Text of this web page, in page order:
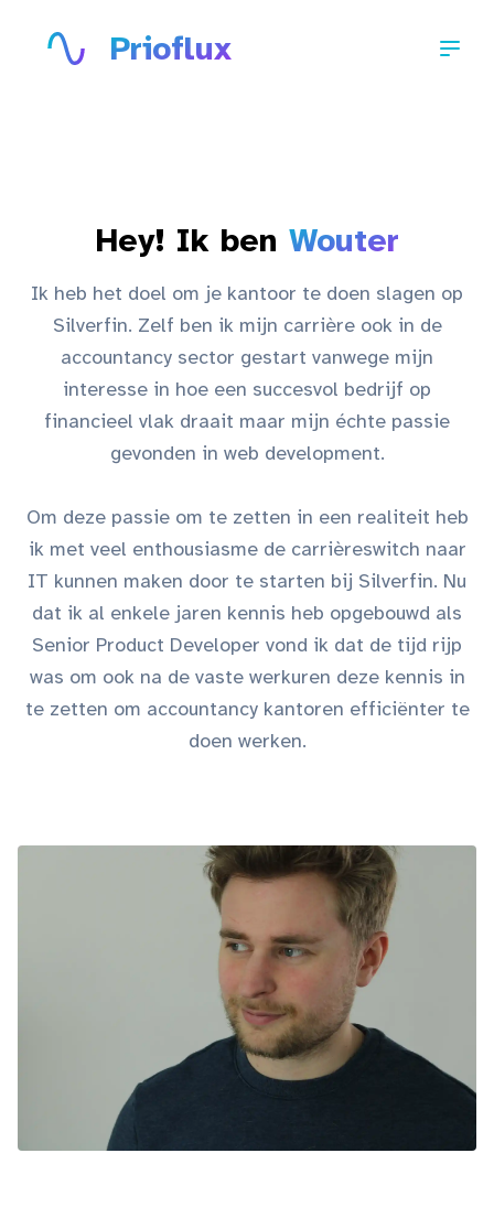
Prioflux Open
Hey! Ik ben Wouter
Ik heb het doel om je kantoor te doen slagen op
Silverfin. Zelf ben ik mijn carrière ook in de
accountancy sector gestart vanwege mijn
interesse in hoe een succesvol bedrijf op
financieel vlak draait maar mijn échte passie
gevonden in web development.
Om deze passie om te zetten in een realiteit heb
ik met veel enthousiasme de carrièreswitch naar
IT kunnen maken door te starten bij Silverfin. Nu
dat ik al enkele jaren kennis heb opgebouwd als
Senior Product Developer vond ik dat de tijd rijp
was om ook na de vaste werkuren deze kennis in
te zetten om accountancy kantoren efficiënter te
doen werken.